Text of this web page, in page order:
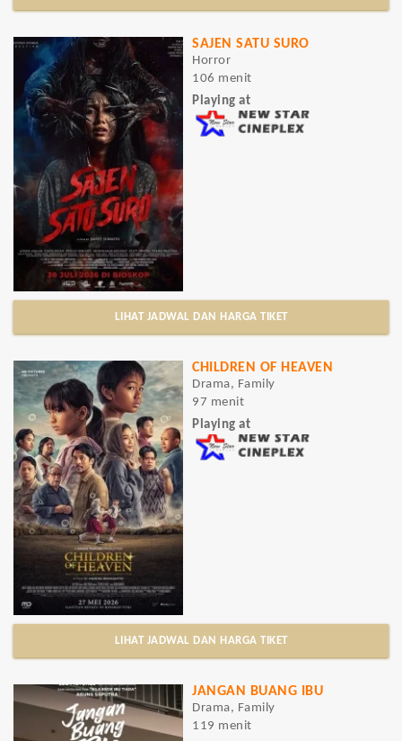
SAJEN SATU SURO
Horror
106 menit
Playing at
LIHAT JADWAL DAN HARGA TIKET
CHILDREN OF HEAVEN
Drama, Family
97 menit
Playing at
LIHAT JADWAL DAN HARGA TIKET
JANGAN BUANG IBU
Drama, Family
119 menit